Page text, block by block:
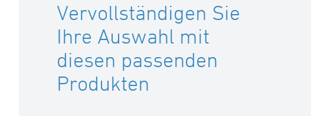
Vervollständigen Sie
Ihre Auswahl mit
diesen passenden
Produkten